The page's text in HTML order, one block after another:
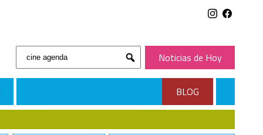
Buscar:
Submit
Noticias de Hoy
BLOG